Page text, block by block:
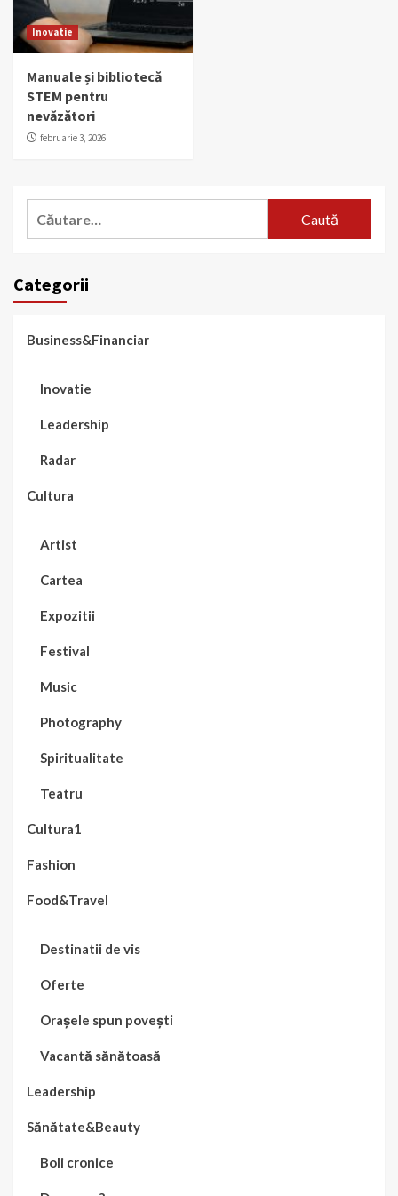
Inovatie
Manuale și bibliotecă
STEM pentru
nevăzători
februarie 3, 2026
Categorii
Business&Financiar
Inovatie
Leadership
Radar
Cultura
Artist
Cartea
Expozitii
Festival
Music
Photography
Spiritualitate
Teatru
Cultura1
Fashion
Food&Travel
Destinatii de vis
Oferte
Orașele spun povești
Vacantă sănătoasă
Leadership
Sănătate&Beauty
Boli cronice